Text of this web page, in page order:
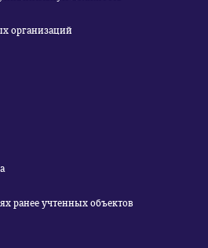
организаций
ранее учтенных объектов